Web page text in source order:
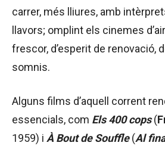
carrer, més lliures, amb
llavors; omplint els cinemes
frescor, d’esperit de renovació,
somnis.
Alguns films d’aquell corrent
essencials, com Els 400 cops(
1959) i À Bout de Souffle(Al